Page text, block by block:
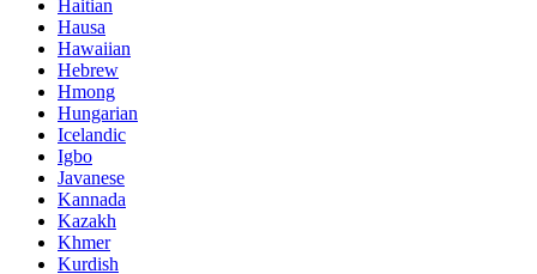
Haitian
Hausa
Hawaiian
Hebrew
Hmong
Hungarian
Icelandic
Igbo
Javanese
Kannada
Kazakh
Khmer
Kurdish